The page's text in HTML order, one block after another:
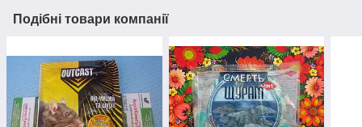
Подібні товари компанії